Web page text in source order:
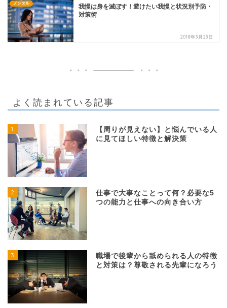
メンタル
我慢は身を滅ぼす！避けたい我慢と状況別予防・
対策術
2018年3月23日
よく読まれている記事
1
【周りが見えない】と悩んでいる人
に見てほしい特徴と解決策
2
仕事で大事なことって何？必要な5
つの能力と仕事への向き合い方
3
職場で後輩から舐められる人の特徴
と対策は？尊敬される先輩になろう